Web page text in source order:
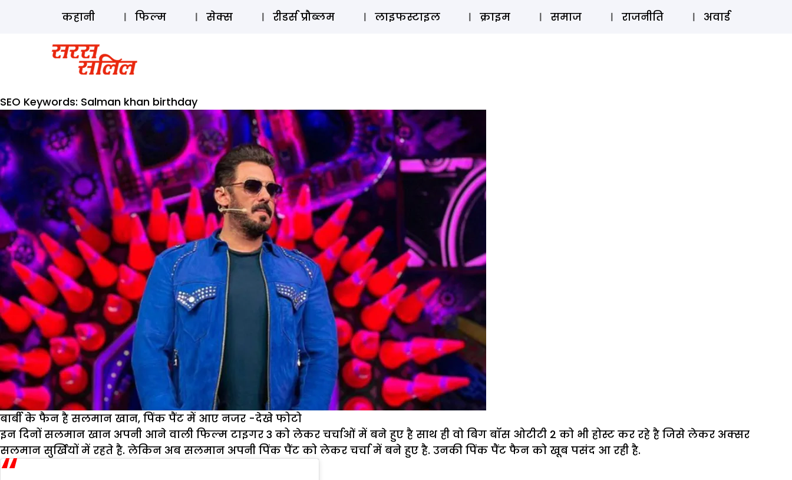
ऑडियो स्टोरी लॉग इन ⚲ SUBSCRIBE
कहानी फिल्म सेक्स रीडर्स प्रौब्लम लाइफस्टाइल क्राइम समाज राजनीति अवार्ड
SEO Keywords: Salman khan birthday
बार्बी के फैन है सलमान खान, पिंक पैंट में आए नजर -देखे फोटो
इन दिनों सलमान खान अपनी आने वाली फिल्म टाइगर 3 को लेकर चर्चाओं में बने हुए है साथ ही वो बिग बॉस ओटीटी 2 को भी होस्ट कर रहे है जिसे लेकर अक्सर
सलमान सुर्खियों में रहते है. लेकिन अब सलमान अपनी पिंक पैंट को लेकर चर्चा में बने हुए है. उनकी पिंक पैंट फैन को खूब पसंद आ रही है.